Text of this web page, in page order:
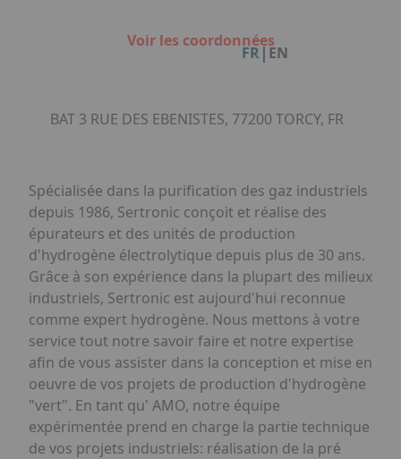
Organisation de dîners / soirées de gala
Accéder au complexe
Notre plaquette commerciale
FR|EN
Voir les coordonnées
BAT 3 RUE DES EBENISTES, 77200 TORCY, FR
Spécialisée dans la purification des gaz industriels
depuis 1986, Sertronic conçoit et réalise des
épurateurs et des unités de production
d'hydrogène électrolytique depuis plus de 30 ans.
Grâce à son expérience dans la plupart des milieux
industriels, Sertronic est aujourd'hui reconnue
comme expert hydrogène. Nous mettons à votre
service tout notre savoir faire et notre expertise
afin de vous assister dans la conception et mise en
oeuvre de vos projets de production d'hydrogène
"vert". En tant qu' AMO, notre équipe
expérimentée prend en charge la partie technique
de vos projets industriels: réalisation de la pré